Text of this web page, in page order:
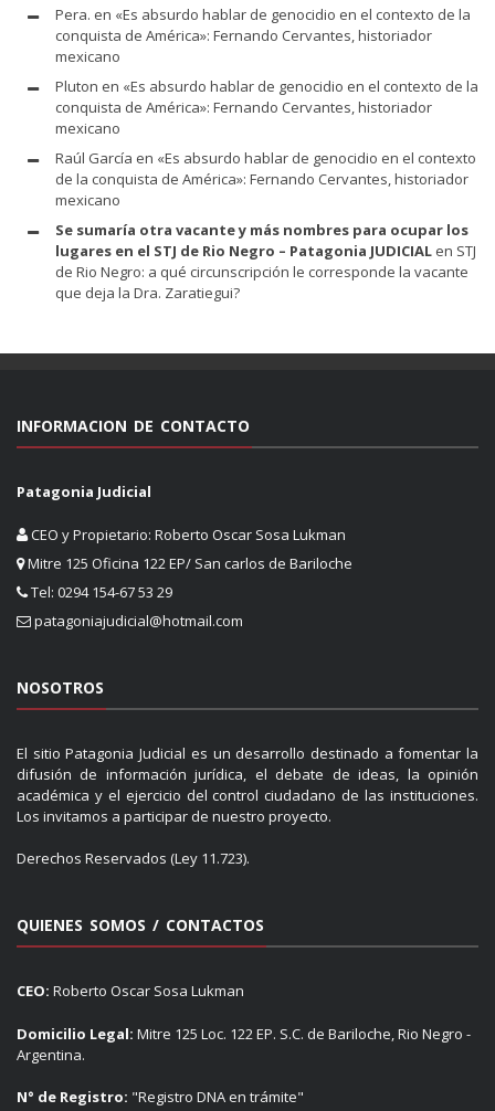
Pera. en «Es absurdo hablar de genocidio en el contexto de la
conquista de América»: Fernando Cervantes, historiador
mexicano
Pluton en «Es absurdo hablar de genocidio en el contexto de la
conquista de América»: Fernando Cervantes, historiador
mexicano
Raúl García en «Es absurdo hablar de genocidio en el contexto
de la conquista de América»: Fernando Cervantes, historiador
mexicano
Se sumaría otra vacante y más nombres para ocupar los
lugares en el STJ de Rio Negro – Patagonia JUDICIAL en STJ
de Rio Negro: a qué circunscripción le corresponde la vacante
que deja la Dra. Zaratiegui?
INFORMACION DE CONTACTO
Patagonia Judicial
CEO y Propietario: Roberto Oscar Sosa Lukman
Mitre 125 Oficina 122 EP/ San carlos de Bariloche
Tel: 0294 154-67 53 29
patagoniajudicial@hotmail.com
NOSOTROS
El sitio Patagonia Judicial es un desarrollo destinado a fomentar la
difusión de información jurídica, el debate de ideas, la opinión
académica y el ejercicio del control ciudadano de las instituciones.
Los invitamos a participar de nuestro proyecto.
Derechos Reservados (Ley 11.723).
QUIENES SOMOS / CONTACTOS
CEO: Roberto Oscar Sosa Lukman
Domicilio Legal: Mitre 125 Loc. 122 EP. S.C. de Bariloche, Rio Negro -
Argentina.
N° de Registro: "Registro DNA en trámite"